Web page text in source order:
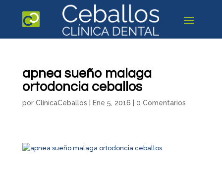
apnea sueño malaga
ortodoncia ceballos
por ClínicaCeballos Ene 5, 2016 0 Comentarios